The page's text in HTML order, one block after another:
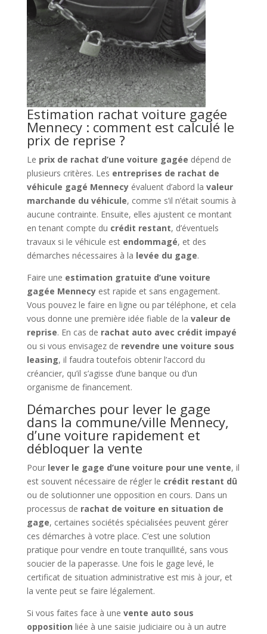
Estimation rachat voiture gagée
Mennecy : comment est calculé le
prix de reprise ?
Le prix de rachat d’une voiture gagée dépend de
plusieurs critères. Les entreprises de rachat de
véhicule gagé Mennecyévaluent d’abord la valeur
marchande du véhicule, comme s’il n’était soumis à
aucune contrainte. Ensuite, elles ajustent ce montant
en tenant compte du crédit restant, d’éventuels
travaux si le véhicule est endommagé, et des
démarches nécessaires à la levée du gage.
Faire une estimation gratuite d’une voiture
gagée Mennecyest rapide et sans engagement.
Vous pouvez le faire en ligne ou par téléphone, et cela
vous donne une première idée fiable de la valeur de
reprise. En cas de rachat auto avec crédit impayé
ou si vous envisagez de revendre une voiture sous
leasing, il faudra toutefois obtenir l’accord du
créancier, qu’il s’agisse d’une banque ou d’un
organisme de financement.
Démarches pour lever le gage
dans la commune/ville Mennecy,
d’une voiture rapidement et
débloquer la vente
Pour lever le gage d’une voiture pour une vente, il
est souvent nécessaire de régler le crédit restant dû
ou de solutionner une opposition en cours. Dans un
processus de rachat de voiture en situation de
gage, certaines sociétés spécialisées peuvent gérer
ces démarches à votre place. C’est une solution
pratique pour vendre en toute tranquillité, sans vous
soucier de la paperasse. Une fois le gage levé, le
certificat de situation administrative est mis à jour, et
la vente peut se faire légalement.
Si vous faites face à une vente auto sous
opposition liée à une saisie judiciaire ou à un autre